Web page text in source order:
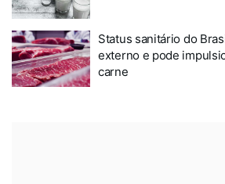
Status sanitário do
externo e pode
carne